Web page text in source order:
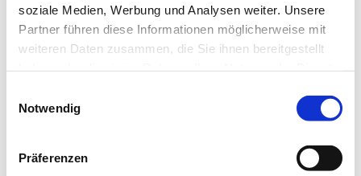
soziale Medien, Werbung und Analysen weiter. Unsere
Partner führen diese Informationen möglicherweise mit
weiteren Daten zusammen, die Sie ihnen bereitgestellt
Notwendig
Präferenzen